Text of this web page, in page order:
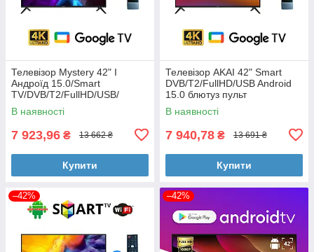
Телевізор Mystery 42" I
Андроїд 15.0/Smart
TV/DVB/T2/FullHD/USB/
(1980x1080) блютуз пульт
В наявності
7 923,96 ₴ 13 662 ₴
Купити
Телевізор AKAI 42" Smart
DVB/T2/FullHD/USB Android
15.0 блютуз пульт
В наявності
7 940,78 ₴ 13 691 ₴
Купити
–42% –42%